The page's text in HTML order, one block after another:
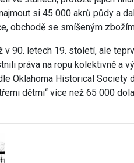
si 45 000 akrů půdy a
obchodě se smíšeným
v 90. letech 19. století, ale
práva na ropu kolektivně a
Oklahoma Historical Society
dětmi“ více než 65 000